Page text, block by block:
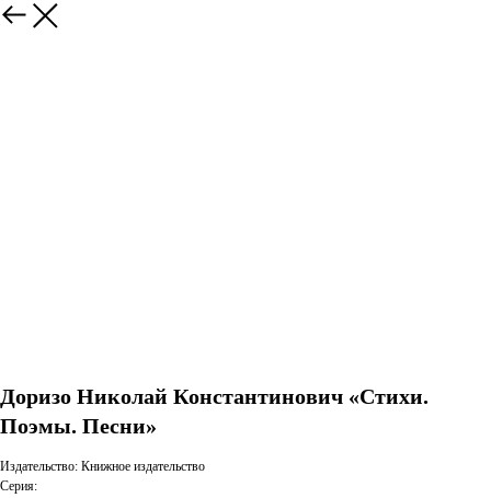
Доризо Николай Константинович «Стихи.
Поэмы. Песни»
Издательство: Книжное издательство
Серия: